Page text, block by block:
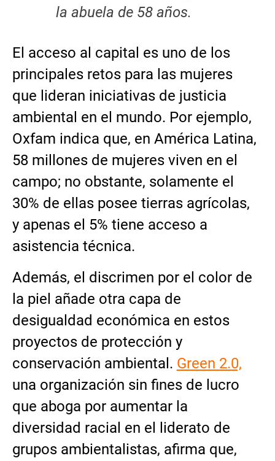
la abuela de 58 años.
El acceso al capital es uno de los
principales retos para las mujeres
que lideran iniciativas de justicia
ambiental en el mundo. Por ejemplo,
Oxfam indica que, en América Latina,
58 millones de mujeres viven en el
campo; no obstante, solamente el
30% de ellas posee tierras agrícolas,
y apenas el 5% tiene acceso a
asistencia técnica.
Además, el discrimen por el color de
la piel añade otra capa de
desigualdad económica en estos
proyectos de protección y
conservación ambiental. Green 2.0,
una organización sin fines de lucro
que aboga por aumentar la
diversidad racial en el liderato de
grupos ambientalistas, afirma que,